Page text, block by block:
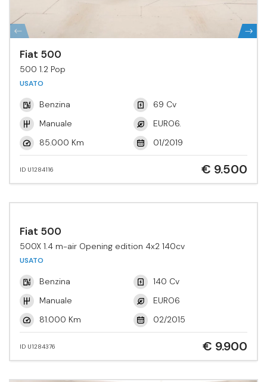
Fiat 500
500 1.2 Pop
USATO
Benzina
69 Cv
Manuale
EURO6.
85.000 Km
01/2019
ID U1284116 € 9.500
Fiat 500
500X 1.4 m-air Opening edition 4x2 140cv
USATO
Benzina
140 Cv
Manuale
EURO6
81.000 Km
02/2015
ID U1284376 € 9.900